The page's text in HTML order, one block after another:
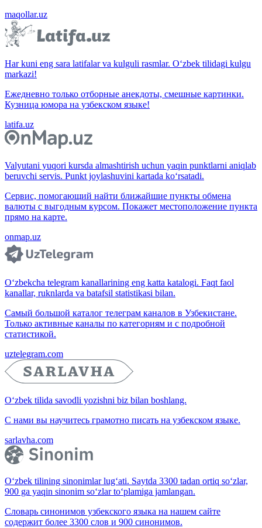
maqollar.uz
Har kuni eng sara latifalar va kulguli rasmlar. O‘zbek tilidagi kulgu
markazi!
Ежедневно только отборные анекдоты, смешные картинки.
Кузница юмора на узбекском языке!
latifa.uz
Valyutani yuqori kursda almashtirish uchun yaqin punktlarni aniqlab
beruvchi servis. Punkt joylashuvini kartada ko‘rsatadi.
Сервис, помогающий найти ближайшие пункты обмена
валюты с выгодным курсом. Покажет местоположение пункта
прямо на карте.
onmap.uz
O‘zbekcha telegram kanallarining eng katta katalogi. Faqt faol
kanallar, ruknlarda va batafsil statistikasi bilan.
Самый большой каталог телеграм каналов в Узбекистане.
Только активные каналы по категориям и с подробной
статистикой.
uztelegram.com
O‘zbek tilida savodli yozishni biz bilan boshlang.
С нами вы научитесь грамотно писать на узбекском языке.
sarlavha.com
O‘zbek tilining sinonimlar lug‘ati. Saytda 3300 tadan ortiq so‘zlar,
900 ga yaqin sinonim so‘zlar to‘plamiga jamlangan.
Словарь синонимов узбекского языка на нашем сайте
содержит более 3300 слов и 900 синонимов.